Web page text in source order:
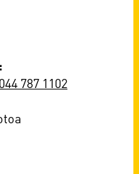
044 787 1102